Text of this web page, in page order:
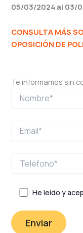
05/03/2024 al 03/
CONSULTA MÁS
OPOSICIÓN DE
Te informamos sin
He leído y